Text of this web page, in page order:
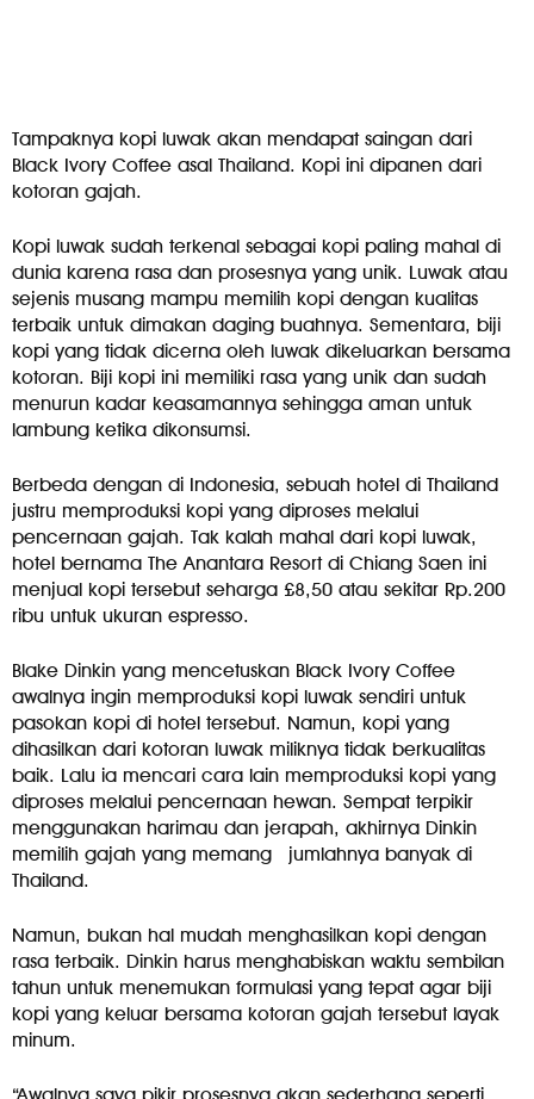
Tampaknya kopi luwak akan mendapat saingan dari
Black Ivory Coffee asal Thailand. Kopi ini dipanen dari
kotoran gajah.
Kopi luwak sudah terkenal sebagai kopi paling mahal di
dunia karena rasa dan prosesnya yang unik. Luwak atau
sejenis musang mampu memilih kopi dengan kualitas
terbaik untuk dimakan daging buahnya. Sementara, biji
kopi yang tidak dicerna oleh luwak dikeluarkan bersama
kotoran. Biji kopi ini memiliki rasa yang unik dan sudah
menurun kadar keasamannya sehingga aman untuk
lambung ketika dikonsumsi.
Berbeda dengan di Indonesia, sebuah hotel di Thailand
justru memproduksi kopi yang diproses melalui
pencernaan gajah. Tak kalah mahal dari kopi luwak,
hotel bernama The Anantara Resort di Chiang Saen ini
menjual kopi tersebut seharga £8,50 atau sekitar Rp.200
ribu untuk ukuran espresso.
Blake Dinkin yang mencetuskan Black Ivory Coffee
awalnya ingin memproduksi kopi luwak sendiri untuk
pasokan kopi di hotel tersebut. Namun, kopi yang
dihasilkan dari kotoran luwak miliknya tidak berkualitas
baik. Lalu ia mencari cara lain memproduksi kopi yang
diproses melalui pencernaan hewan. Sempat terpikir
menggunakan harimau dan jerapah, akhirnya Dinkin
memilih gajah yang memang jumlahnya banyak di
Thailand.
Namun, bukan hal mudah menghasilkan kopi dengan
rasa terbaik. Dinkin harus menghabiskan waktu sembilan
tahun untuk menemukan formulasi yang tepat agar biji
kopi yang keluar bersama kotoran gajah tersebut layak
minum.